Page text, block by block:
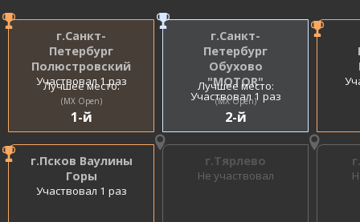
г.Санкт-
Петербург
Полюстровский
Участвовал 1 раз
Лучшее место:
(MX Open)
1-й
г.Санкт-
Петербург
Обухово
"MOTOR"
Участвовал 1 раз
Лучшее место:
(MX Open)
2-й
г.Псков Ваулины
Горы
Участвовал 1 раз
г.Тярлево
Не участвовал